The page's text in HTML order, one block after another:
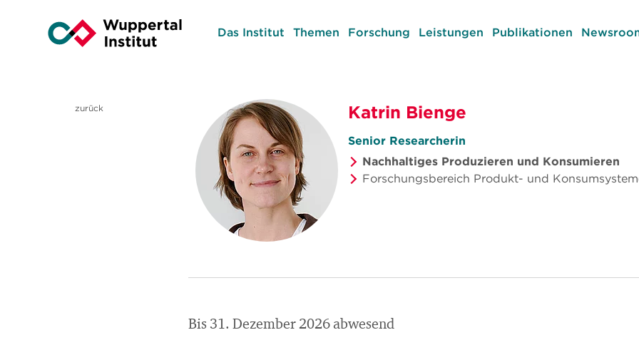
Das Institut Themen Forschung Leistungen Publikationen
zurück Katrin Bienge
Senior Researcherin
Nachhaltiges Produzieren und Konsumieren
Forschungsbereich Produkt- und
Bis 31. Dezember 2026 abwesend